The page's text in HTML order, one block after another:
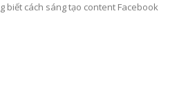
biết cách sáng tạo content Facebook